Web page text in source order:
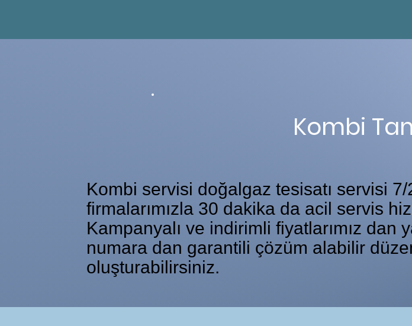
Kombi
Kombi servisi doğalgaz tesisatı servisi
firmalarımızla 30 dakika da acil servis
Kampanyalı ve indirimli fiyatlarımız
numara dan garantili çözüm alabilir
oluşturabilirsiniz.